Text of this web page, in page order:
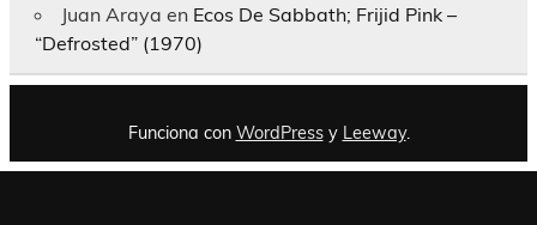
Juan Araya en Ecos De Sabbath; Frijid Pink –
“Defrosted” (1970)
Funciona con WordPressy Leeway.